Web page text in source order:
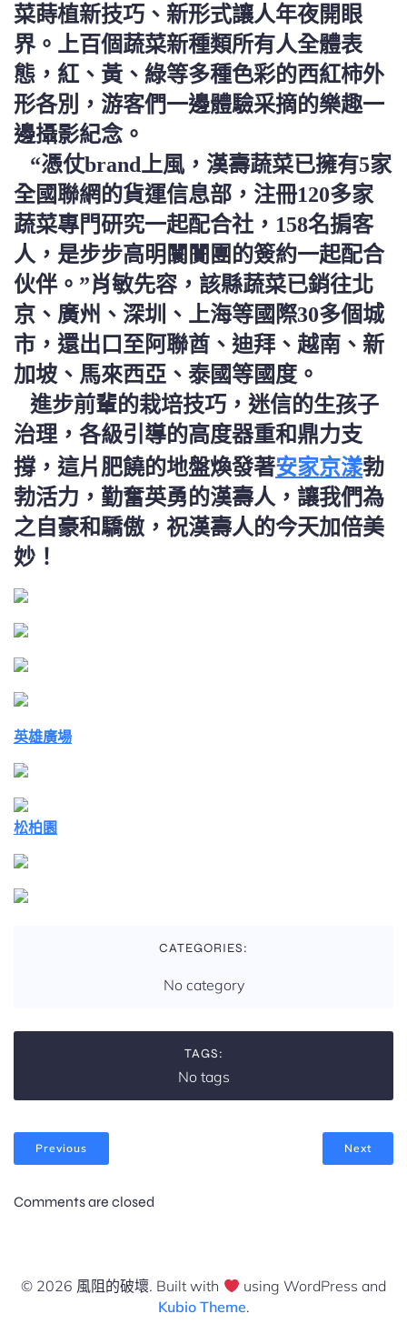
菜蒔植新技巧、新形式讓人年夜開眼
界。上百個蔬菜新種類所有人全體表
態，紅、黃、綠等多種色彩的西紅柿外
形各別，游客們一邊體驗采摘的樂趣一
邊攝影紀念。
“憑仗brand上風，漢壽蔬菜已擁有5家
全國聯網的貨運信息部，注冊120多家
蔬菜專門研究一起配合社，158名掮客
人，是步步高明闤闠團的簽約一起配合
伙伴。”肖敏先容，該縣蔬菜已銷往北
京、廣州、深圳、上海等國際30多個城
市，還出口至阿聯酋、迪拜、越南、新
加坡、馬來西亞、泰國等國度。
進步前輩的栽培技巧，迷信的生孩子
治理，各級引導的高度器重和鼎力支
撐，這片肥饒的地盤煥發著安家京漾勃
勃活力，勤奮英勇的漢壽人，讓我們為
之自豪和驕傲，祝漢壽人的今天加倍美
妙！
英雄廣場
松柏園
CATEGORIES:
No category
TAGS:
No tags
Previous Next
Comments are closed
© 2026 風阻的破壞. Built with
using WordPress and
Kubio Theme.